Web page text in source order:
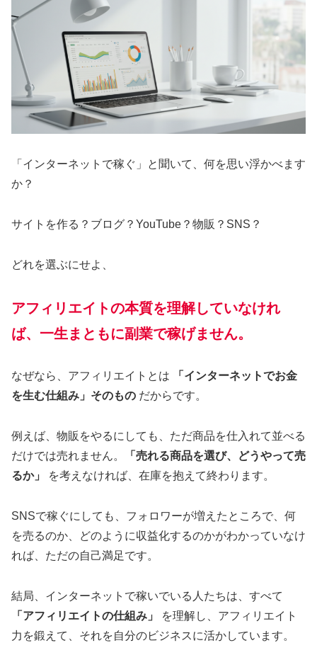
「インターネットで稼ぐ」と聞いて、何を思い浮かべます
か？
サイトを作る？ブログ？YouTube？物販？SNS？
どれを選ぶにせよ、
アフィリエイトの本質を理解していなけれ
ば、一生まともに副業で稼げません。
なぜなら、アフィリエイトとは
「インターネットでお金
を生む仕組み」そのもの だからです。
例えば、物販をやるにしても、ただ商品を仕入れて並べる
だけでは売れません。
「売れる商品を選び、どうやって売
るか」
を考えなければ、在庫を抱えて終わります。
SNSで稼ぐにしても、フォロワーが増えたところで、何
を売るのか、どのように収益化するのかがわかっていなけ
れば、ただの自己満足です。
結局、インターネットで稼いでいる人たちは、すべて
「アフィリエイトの仕組み」
を理解し、アフィリエイト
力を鍛えて、それを自分のビジネスに活かしています。